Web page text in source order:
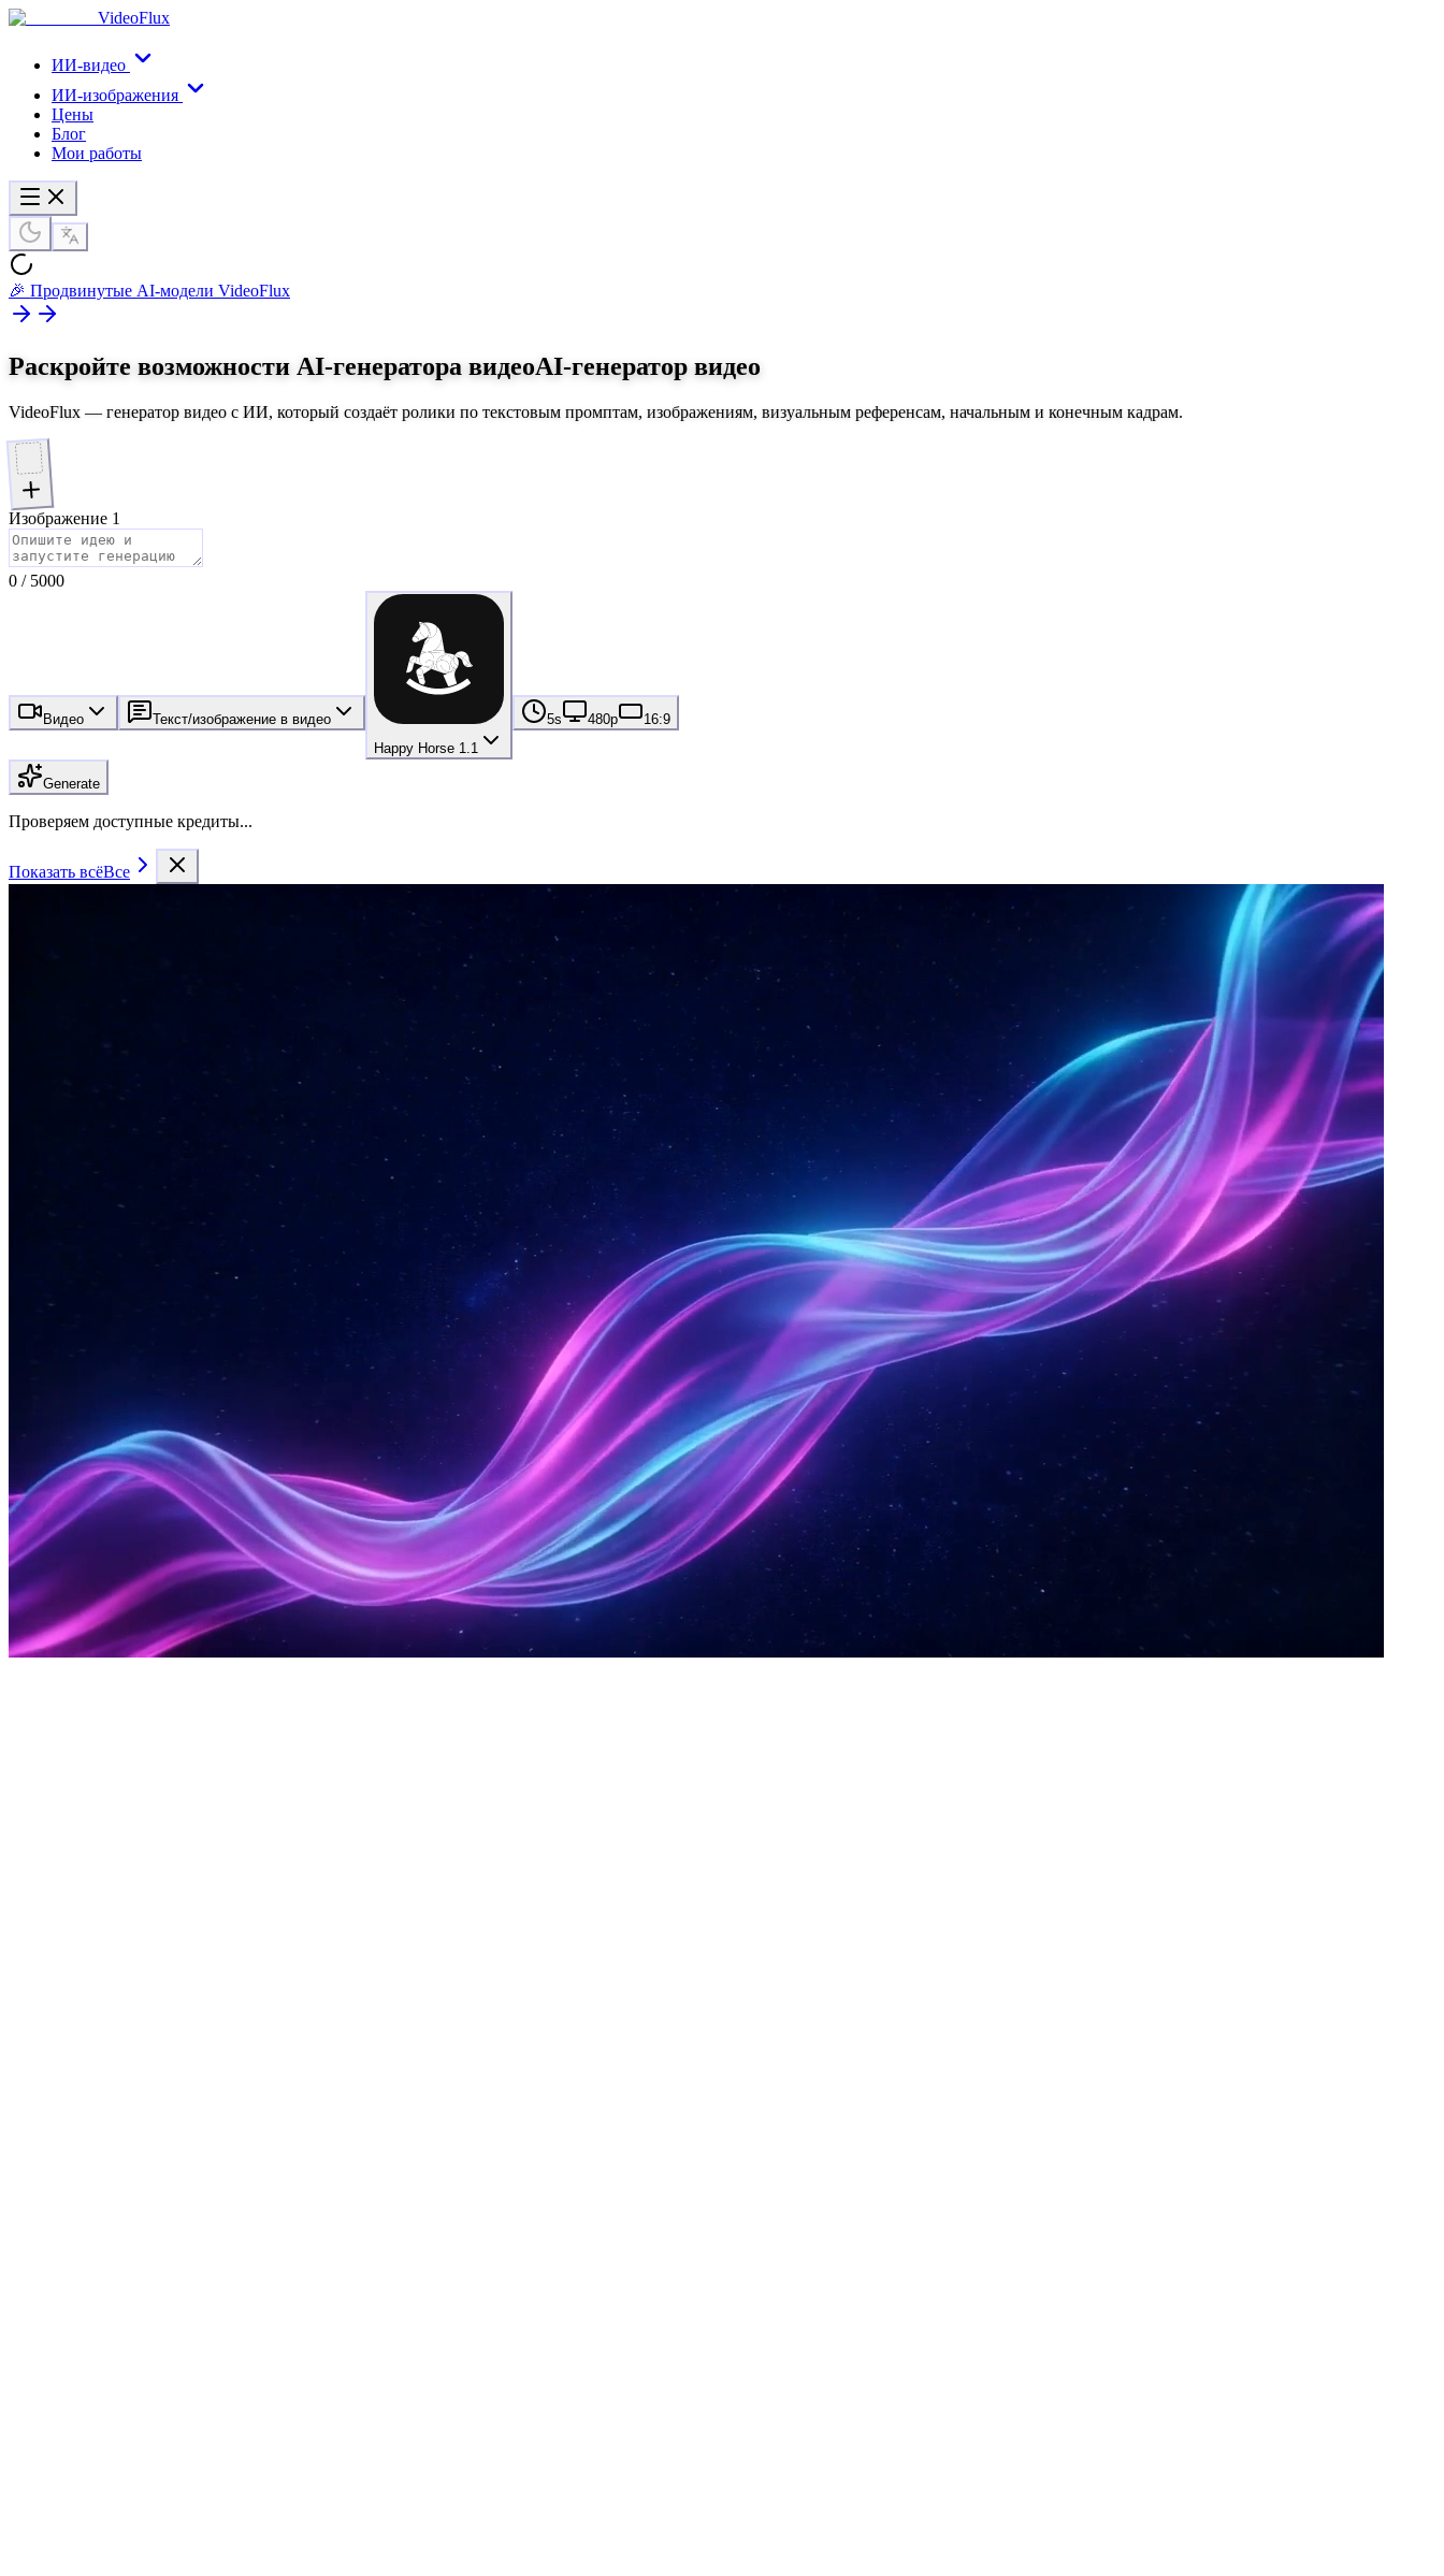
VideoFlux
ИИ-видео
ИИ-изображения
Цены
Блог
Мои работы
🎉 Продвинутые AI-модели VideoFlux
Раскройте возможности AI-генератора видеоAI-генератор видео
VideoFlux — генератор видео с ИИ, который создаёт ролики по текстовым промптам, изображениям, визуальным референсам, начальным и конечным кадрам.
Изображение 1
0 / 5000
Видео
Текст/изображение в видео
Happy Horse 1.1
5s 480p 16:9
Generate
Проверяем доступные кредиты...
Показать всёВсе